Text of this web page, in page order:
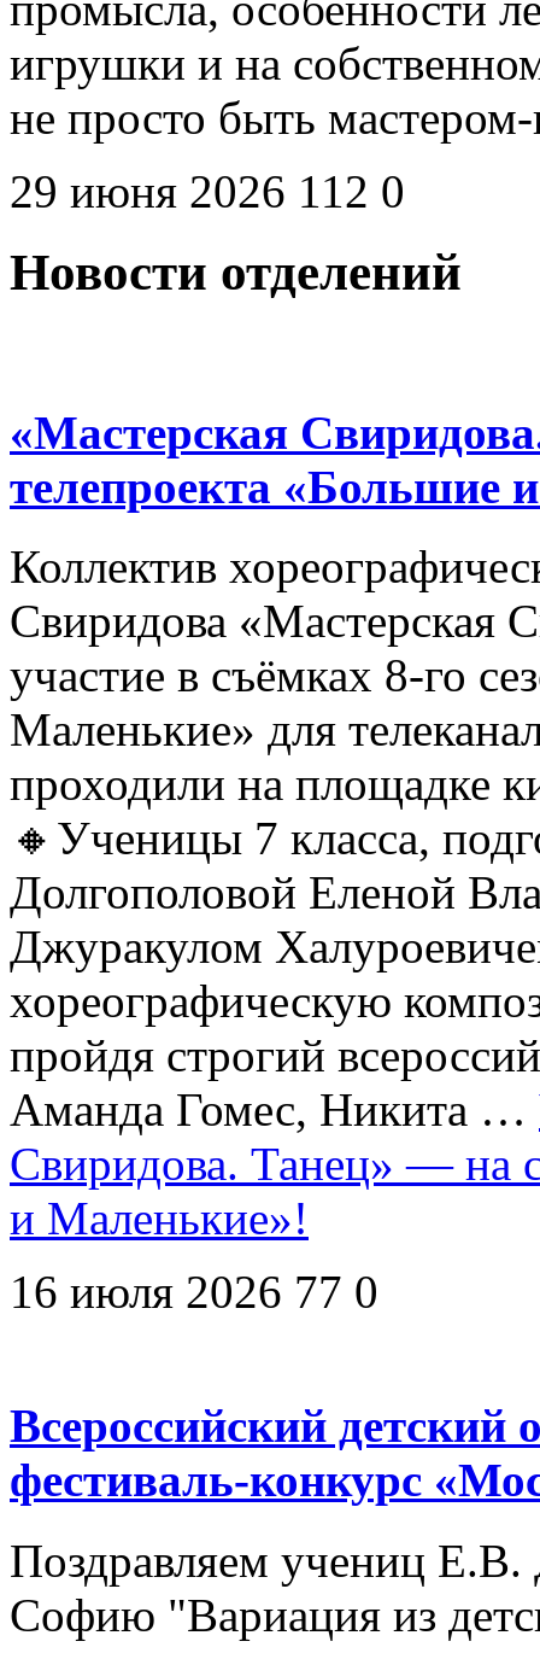
игрушки и на
не просто быть
29 июня 2026 112 0
Новости отделений
«Мастерская
телепроекта «Большие
Коллектив
Свиридова «Мастерская
участие в съёмках 8-го
Маленькие» для
проходили на площадке
🔸Ученицы 7 класса,
Долгополовой Еленой
Джуракулом
хореографическую
пройдя строгий
Аманда Гомес, Никита …
Свиридова. Танец» — на
и Маленькие»!
16 июля 2026 77 0
Всероссийский
фестиваль-конкурс
Поздравляем учениц Е.В.
Софию "Вариация из